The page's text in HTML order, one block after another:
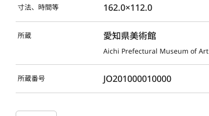
寸法、時間等 162.0×112.0
所蔵 愛知県美術館
Aichi Prefectural Museum of Art
所蔵番号 JO201000010000